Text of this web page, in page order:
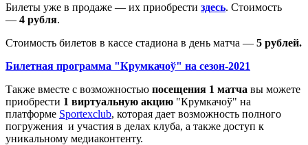
Билеты уже в продаже — их приобрести здесь. Стоимость
— 4 рубля.
Стоимость билетов в кассе стадиона в день матча — 5 рублей.
Билетная программа "Крумкачоў" на сезон-2021
Также вместе с возможностью посещения 1 матча вы можете
приобрести 1 виртуальную акцию "Крумкачоў" на
платформе Sportexclub, которая дает возможность полного
погружения и участия в делах клуба, а также доступ к
уникальному медиаконтенту.